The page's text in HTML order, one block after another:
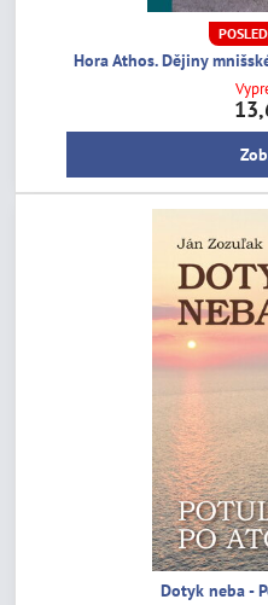
Hora Athos. Dějiny
Dotyk neba -